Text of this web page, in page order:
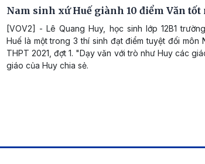
Nam sinh xứ Huế giành 10 điểm Văn tốt
[VOV2] - Lê Quang Huy, học sinh lớp 12B1
Huế là một trong 3 thí sinh đạt điểm tuyệt đối môn
THPT 2021, đợt 1. "Dạy văn với trò như Huy các
giáo của Huy chia sẻ.